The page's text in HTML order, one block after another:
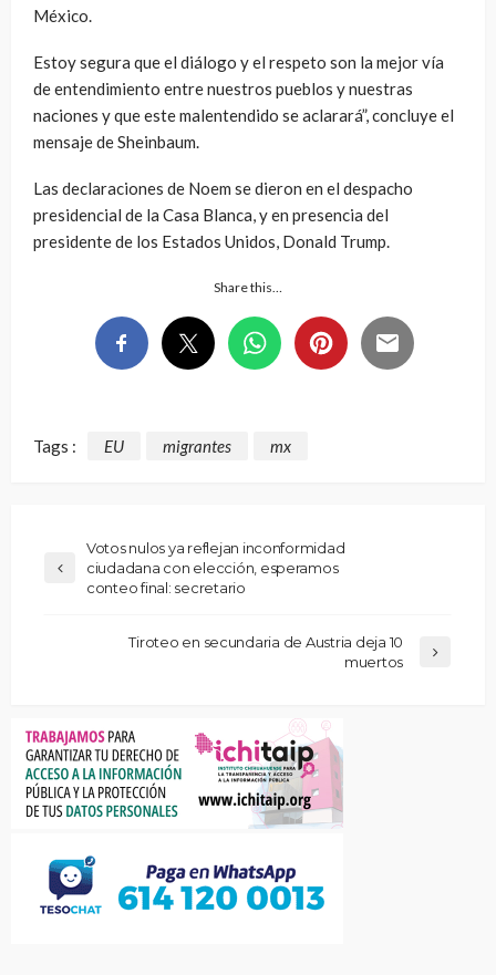
México.
Estoy segura que el diálogo y el respeto son la mejor vía
de entendimiento entre nuestros pueblos y nuestras
naciones y que este malentendido se aclarará”, concluye el
mensaje de Sheinbaum.
Las declaraciones de Noem se dieron en el despacho
presidencial de la Casa Blanca, y en presencia del
presidente de los Estados Unidos, Donald Trump.
Share this…
Tags : EU migrantes mx
Votos nulos ya reflejan inconformidad
ciudadana con elección, esperamos
conteo final: secretario
Tiroteo en secundaria de Austria deja 10
muertos